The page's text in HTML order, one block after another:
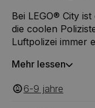
Bei LEGO® City
die coolen
Luftpolizei immer
nicht in der Stadt
Mehr lessen
6-9 ‎‎ jahre